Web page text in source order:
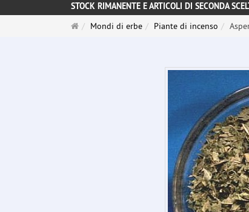
STOCK RIMANENTE E ARTICOLI DI SECONDA
PaginaMondi di erbe Piante di incenso